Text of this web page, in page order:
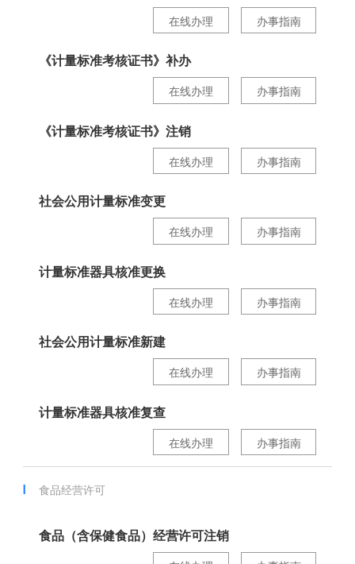
办事指南
在线办理
《计量标准考核证书》补办
办事指南
在线办理
《计量标准考核证书》注销
办事指南
在线办理
社会公用计量标准变更
办事指南
在线办理
计量标准器具核准更换
办事指南
在线办理
社会公用计量标准新建
办事指南
在线办理
计量标准器具核准复查
办事指南
在线办理
食品经营许可
食品（含保健食品）经营许可注销